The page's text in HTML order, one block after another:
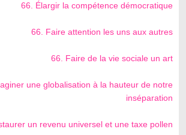
66. Élargir la compétence démocratique
66. Faire attention les uns aux autres
66. Faire de la vie sociale un art
une globalisation à la hauteur de notre
inséparation
un revenu universel et une taxe pollen